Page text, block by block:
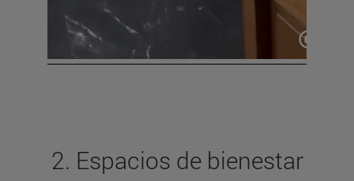
2. Espacios de bienestar